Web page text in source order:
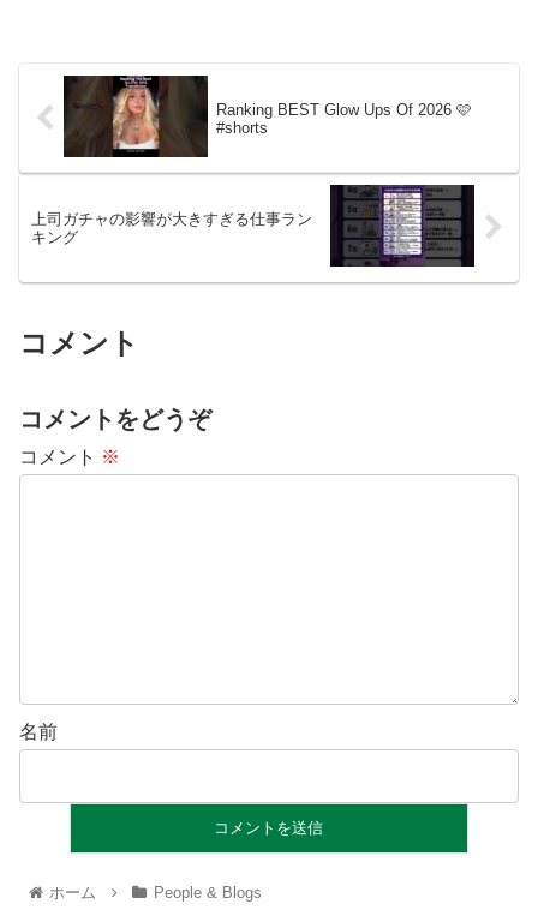
Ranking BEST Glow Ups Of 2026 🩷
#shorts
上司ガチャの影響が大きすぎる仕事ラン
キング
コメント
コメントをどうぞ
コメント ※
名前
ホーム People & Blogs